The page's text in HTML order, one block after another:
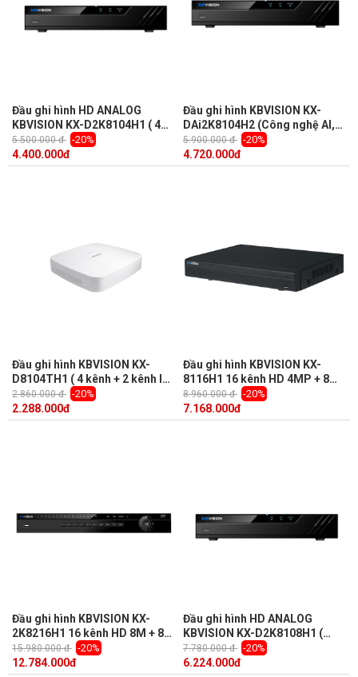
Đầu ghi hình HD ANALOG
KBVISION KX-D2K8104H1 ( 4
kênh + 4 kênh IP, 5Mp)
5.500.000 đ -20%
4.400.000đ
Đầu ghi hình KBVISION KX-
DAi2K8104H2 (Công nghệ AI,
nhận diện khuôn mặt, 4 kênh,
hỗ trợ camera lên dến 8.0MP)
5.900.000 đ -20%
4.720.000đ
Đầu ghi hình KBVISION KX-
D8104TH1 ( 4 kênh + 2 kênh IP
)
2.860.000 đ -20%
2.288.000đ
Đầu ghi hình KBVISION KX-
8116H1 16 kênh HD 4MP + 8
kênh IP, 1 Sata, Audio, truyền
tải âm thanh báo động
8.960.000 đ -20%
7.168.000đ
Đầu ghi hình KBVISION KX-
2K8216H1 16 kênh HD 8M + 8
kênh IP, 2 Sata, Audio, Push
Video
15.980.000 đ -20%
12.784.000đ
Đầu ghi hình HD ANALOG
KBVISION KX-D2K8108H1 (
H265+ 8 kênh + 4 kênh IP, 5Mp)
7.780.000 đ -20%
6.224.000đ